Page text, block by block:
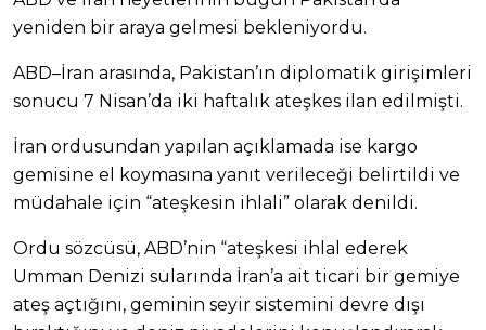
yeniden bir araya gelmesi bekleniyordu.
ABD–İran arasında, Pakistan’ın diplomatik girişimleri
sonucu 7 Nisan’da iki haftalık ateşkes ilan edilmişti.
İran ordusundan yapılan açıklamada ise kargo
gemisine el koymasına yanıt verileceği belirtildi ve
müdahale için “ateşkesin ihlali” olarak denildi.
Ordu sözcüsü, ABD’nin “ateşkesi ihlal ederek
Umman Denizi sularında İran’a ait ticari bir gemiye
ateş açtığını, geminin seyir sistemini devre dışı